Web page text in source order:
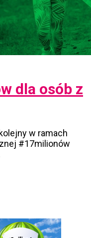
dla osób z
w ramach
#17milionów